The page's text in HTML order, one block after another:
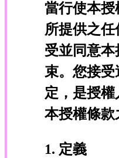
當行使本
所提供之
受並同意
束。您接
定，是授
本授權條款
1. 定義